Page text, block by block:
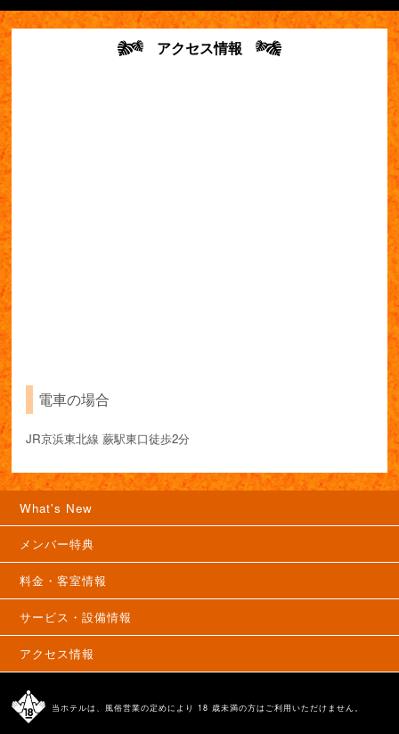
アクセス情報
電車の場合
JR京浜東北線 蕨駅東口徒歩2分
What's New
メンバー特典
料金・客室情報
サービス・設備情報
アクセス情報
当ホテルは、風俗営業の定めにより 18 歳未満の方はご利用いただけません。